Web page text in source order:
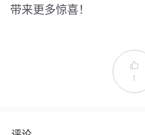
带来更多惊喜！

1